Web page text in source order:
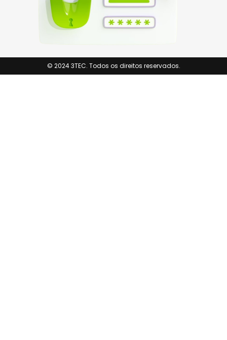
© 2024 3TEC. Todos os direitos reservados.